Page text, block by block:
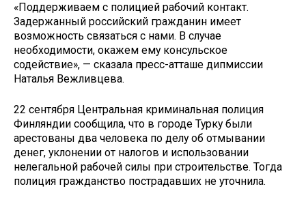
«Поддерживаем с полицией рабочий контакт.
Задержанный российский гражданин имеет
возможность связаться с нами. В случае
необходимости, окажем ему консульское
содействие», — сказала пресс-атташе дипмиссии
Наталья Вежливцева.
22 сентября Центральная криминальная полиция
Финляндии сообщила, что в городе Турку были
арестованы два человека по делу об отмывании
денег, уклонении от налогов и использовании
нелегальной рабочей силы при строительстве. Тогда
полиция гражданство пострадавших не уточнила.